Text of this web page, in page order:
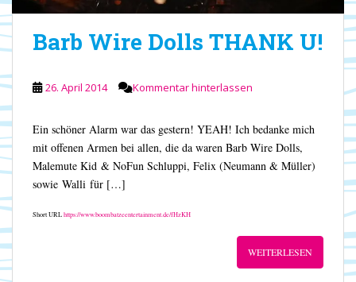
Barb Wire Dolls THANK U!
26. April 2014 Kommentar hinterlassen
Ein schöner Alarm war das gestern! YEAH! Ich bedanke mich
mit offenen Armen bei allen, die da waren Barb Wire Dolls,
Malemute Kid & NoFun Schluppi, Felix (Neumann & Müller)
sowie Walli für […]
Short URLhttps://www.boombatzeentertainment.de/fHzKH
WEITERLESEN